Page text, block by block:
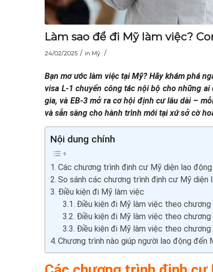
Làm sao để đi Mỹ làm việc?
24/02/2025 / in Mỹ /
Bạn mơ ước làm việc tại Mỹ? Hãy khám phá
visa L-1 chuyển công tác nội bộ cho những
gia, và EB-3 mở ra cơ hội định cư lâu dài –
và sẵn sàng cho hành trình mới tại xứ sở cờ
Nội dung chính
Các chương trình định cư Mỹ diện lao
So sánh các chương trình định cư Mỹ diện
Điều kiện đi Mỹ làm việc
Điều kiện đi Mỹ làm việc theo chương
Điều kiện đi Mỹ làm việc theo chương
Điều kiện đi Mỹ làm việc theo
Chương trình nào giúp người lao động đến